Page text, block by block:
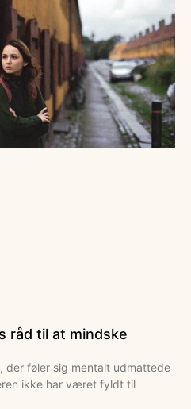
råd til at mindske
der føler sig mentalt udmattede
ikke har været fyldt til